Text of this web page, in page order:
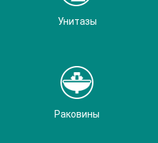
Унитазы
Раковины